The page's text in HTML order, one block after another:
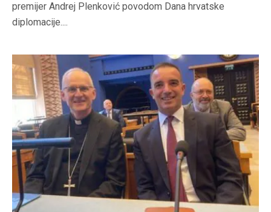
premijer Andrej Plenković povodom Dana hrvatske
diplomacije....